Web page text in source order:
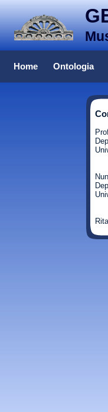
Home Ontologia